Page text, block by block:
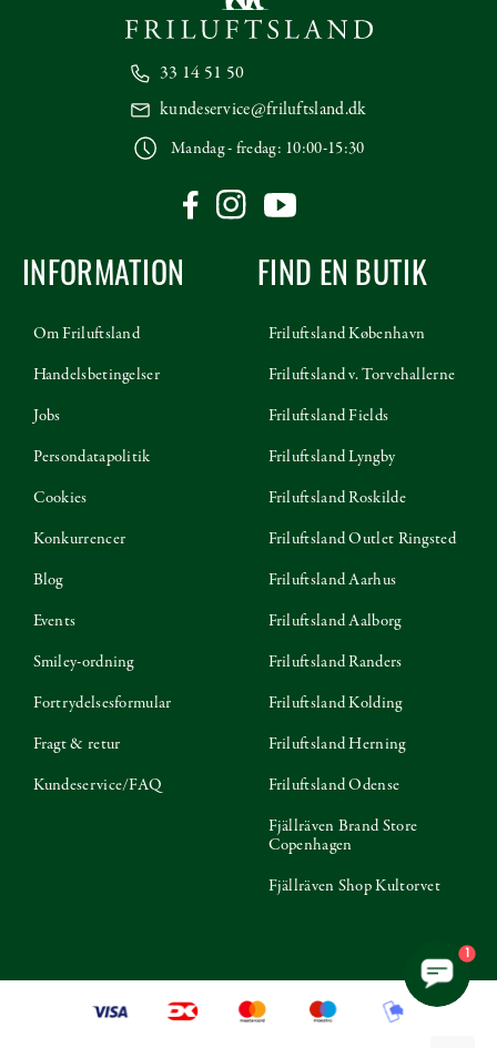
33 14 51 50
kundeservice@friluftsland.dk
Mandag - fredag: 10:00-15:30
INFORMATION
Om Friluftsland
Handelsbetingelser
Jobs
Persondatapolitik
Cookies
Konkurrencer
Blog
Events
Smiley-ordning
Fortrydelsesformular
Fragt & retur
Kundeservice/FAQ
FIND EN BUTIK
Friluftsland København
Friluftsland v. Torvehallerne
Friluftsland Fields
Friluftsland Lyngby
Friluftsland Roskilde
Friluftsland Outlet Ringsted
Friluftsland Aarhus
Friluftsland Aalborg
Friluftsland Randers
Friluftsland Kolding
Friluftsland Herning
Friluftsland Odense
Fjällräven Brand Store
Copenhagen
Fjällräven Shop Kultorvet
1